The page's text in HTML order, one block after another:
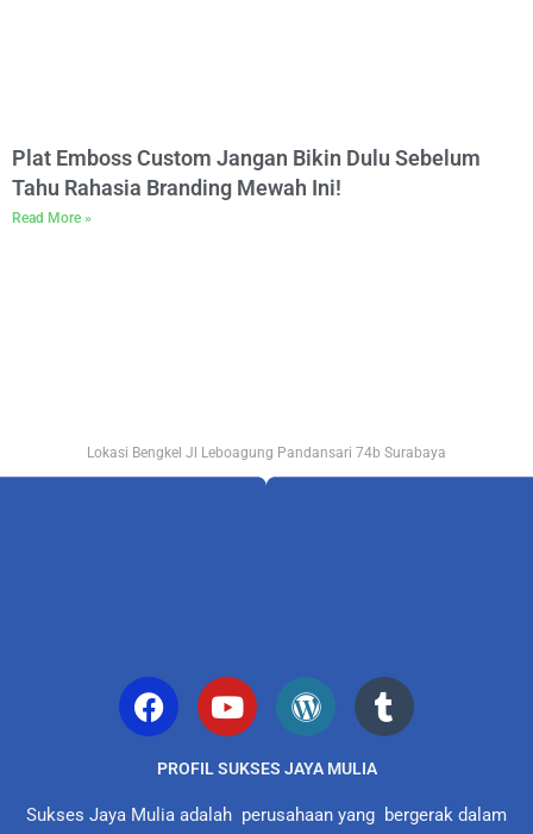
Plat Emboss Custom Jangan Bikin Dulu Sebelum
Tahu Rahasia Branding Mewah Ini!
Read More »
Lokasi Bengkel Jl Leboagung Pandansari 74b Surabaya
PROFIL SUKSES JAYA MULIA
Sukses Jaya Mulia adalah perusahaan yang bergerak dalam